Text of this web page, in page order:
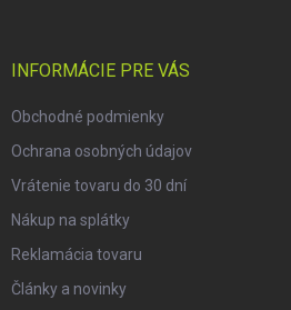
INFORMÁCIE PRE VÁS
Obchodné podmienky
Ochrana osobných údajov
Vrátenie tovaru do 30 dní
Nákup na splátky
Reklamácia tovaru
Články a novinky